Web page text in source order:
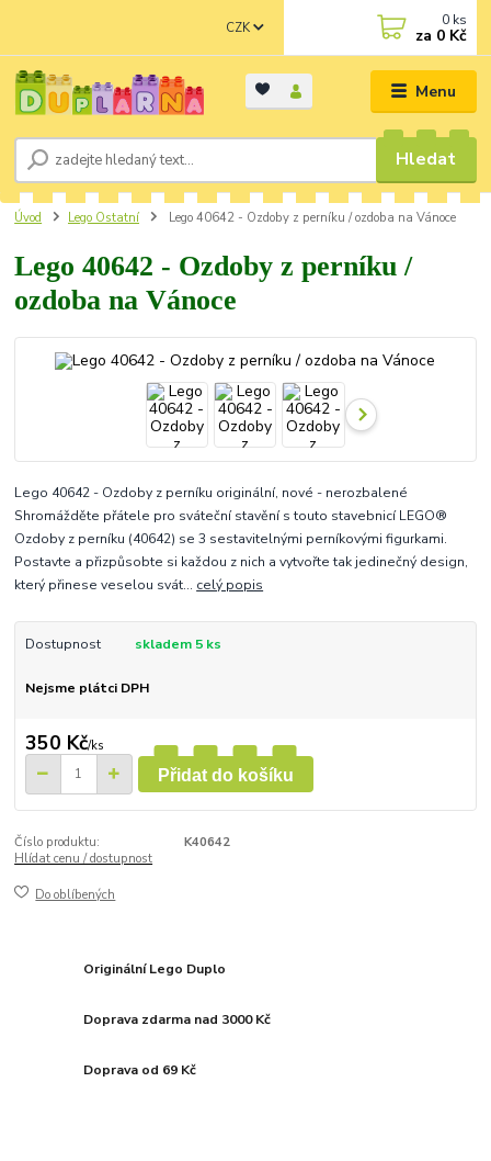
Menu
CZK
Hledat
0 ks
za 0 Kč
Úvod Lego Ostatní Lego 40642 - Ozdoby z perníku / ozdoba na Vánoce
Lego 40642 - Ozdoby z perníku /
ozdoba na Vánoce
Lego 40642 - Ozdoby z perníku originální, nové - nerozbalené
Shromážděte přátele pro sváteční stavění s touto stavebnicí LEGO®
Ozdoby z perníku (40642) se 3 sestavitelnými perníkovými figurkami.
Postavte a přizpůsobte si každou z nich a vytvořte tak jedinečný design,
který přinese veselou svát... celý popis
Dostupnost skladem 5 ks
Nejsme plátci DPH
350 Kč/ks
Přidat do košíku
Číslo produktu:
K40642
Hlídat cenu / dostupnost
Do oblíbených
Originální Lego Duplo
Doprava zdarma nad 3000 Kč
Doprava od 69 Kč